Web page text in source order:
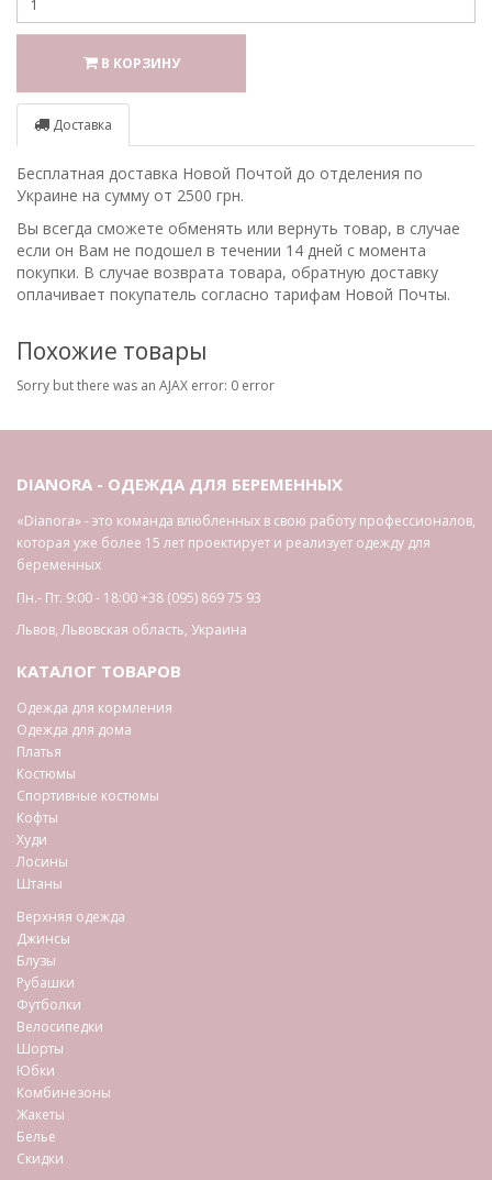
В КОРЗИНУ
Доставка
Бесплатная доставка Новой Почтой до отделения по
Украине на сумму от 2500 грн.
Вы всегда сможете обменять или вернуть товар, в случае
если он Вам не подошел в течении 14 дней с момента
покупки. В случае возврата товара, обратную доставку
оплачивает покупатель согласно тарифам Новой Почты.
Похожие товары
Sorry but there was an AJAX error: 0 error
DIANORA - ОДЕЖДА ДЛЯ БЕРЕМЕННЫХ
«Dianora» - это команда влюбленных в свою работу профессионалов,
которая уже более 15 лет проектирует и реализует одежду для
беременных
Пн.- Пт. 9:00 - 18:00+38 (095) 869 75 93
Львов,Львовская область, Украина
КАТАЛОГ ТОВАРОВ
Одежда для кормления
Одежда для дома
Платья
Костюмы
Спортивные костюмы
Кофты
Худи
Лосины
Штаны
Верхняя одежда
Джинсы
Блузы
Рубашки
Футболки
Велосипедки
Шорты
Юбки
Комбинезоны
Жакеты
Белье
Скидки